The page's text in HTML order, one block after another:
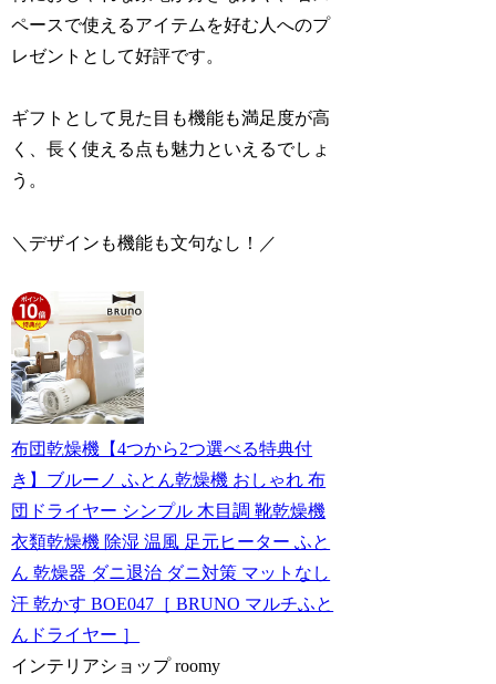
ペースで使えるアイテムを好む人へのプ
レゼントとして好評です。
ギフトとして見た目も機能も満足度が高
く、長く使える点も魅力といえるでしょ
う。
＼デザインも機能も文句なし ！ ／
布団乾燥機【4つから2つ選べる特典付
き】ブルーノ ふとん乾燥機 おしゃれ 布
団ドライヤー シンプル 木目調 靴乾燥機
衣類乾燥機 除湿 温風 足元ヒーター ふと
ん 乾燥器 ダニ退治 ダニ対策 マットなし
汗 乾かす BOE047［ BRUNO マルチふと
んドライヤー ］
インテリアショップ roomy